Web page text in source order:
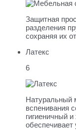
Защитная
разделения
сохраняя их
Латекс
6
Натуральный
вспенивания
гигиеничный
обеспечивает